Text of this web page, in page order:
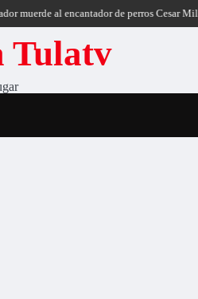
muerde al encantador de perros Cesar Millán
Tulatv